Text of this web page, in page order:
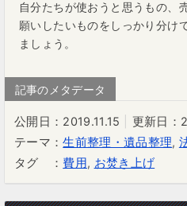
自分たちが使おうと思うもの、
願いしたいものをしっかり分け
ましょう。
公開日：2019.11.15
更新日：
テーマ：生前整理・遺品整理,
タグ ： 費用, お焚き上げ